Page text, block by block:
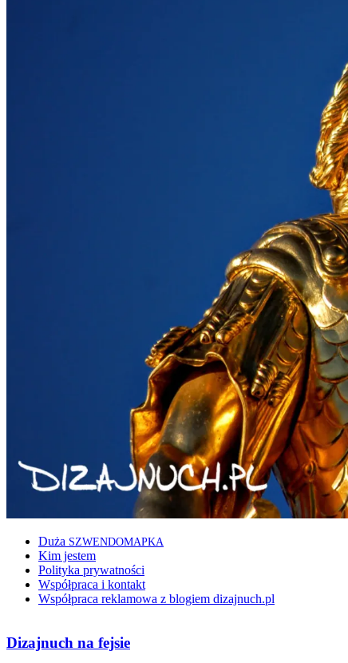
Duża SZWENDOMAPKA
Kim jestem
Polityka prywatności
Współpraca i kontakt
Współpraca reklamowa z blogiem dizajnuch.pl
Dizajnuch na fejsie